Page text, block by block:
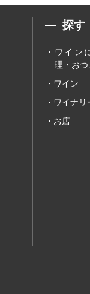
探す
ワイン
理・おつ
ワイン
ワイナリ
お店